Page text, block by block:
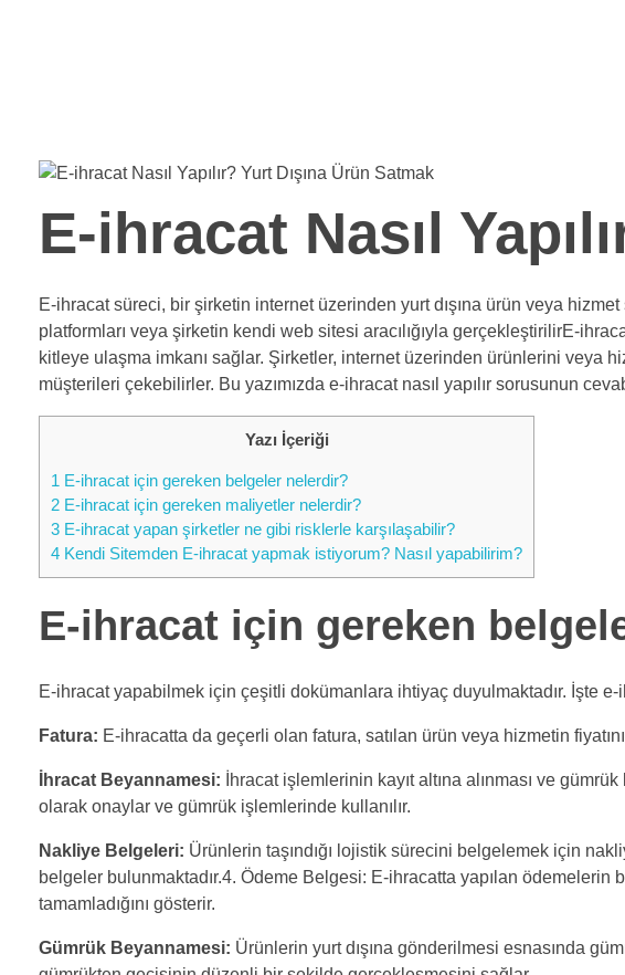
E-ihracat Nasıl
E-ihracat süreci, bir şirketin internet üzerinden yurt dışına ürün veya
platformları veya şirketin kendi web sitesi aracılığıyla gerçekleştirilirE-
kitleye ulaşma imkanı sağlar. Şirketler, internet üzerinden ürünlerini veya
müşterileri çekebilirler. Bu yazımızda e-ihracat nasıl yapılır sorusunun
Yazı İçeriği
1 E-ihracat için gereken belgeler nelerdir?
2 E-ihracat için gereken maliyetler nelerdir?
3 E-ihracat yapan şirketler ne gibi risklerle karşılaşabilir?
4 Kendi Sitemden E-ihracat yapmak istiyorum? Nasıl yapabilirim?
E-ihracat için gereken
E-ihracat yapabilmek için çeşitli dokümanlara ihtiyaç duyulmaktadır. İşte
Fatura: E-ihracatta da geçerli olan fatura, satılan ürün veya hizmetin
İhracat Beyannamesi: İhracat işlemlerinin kayıt altına alınması ve
olarak onaylar ve gümrük işlemlerinde kullanılır.
Nakliye Belgeleri: Ürünlerin taşındığı lojistik sürecini belgelemek için
belgeler bulunmaktadır.4. Ödeme Belgesi: E-ihracatta yapılan
tamamladığını gösterir.
Gümrük Beyannamesi: Ürünlerin yurt dışına gönderilmesi esnasında